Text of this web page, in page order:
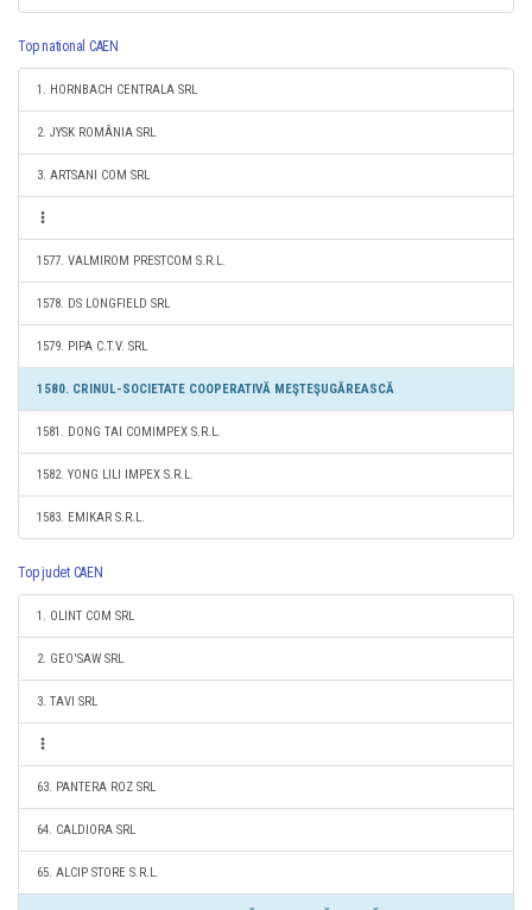
Top national CAEN
1. HORNBACH CENTRALA SRL
2. JYSK ROMÂNIA SRL
3. ARTSANI COM SRL
1577. VALMIROM PRESTCOM S.R.L.
1578. DS LONGFIELD SRL
1579. PIPA C.T.V. SRL
1580. CRINUL-SOCIETATE COOPERATIVĂ MEŞTEŞUGĂREASCĂ
1581. DONG TAI COMIMPEX S.R.L.
1582. YONG LILI IMPEX S.R.L.
1583. EMIKAR S.R.L.
Top judet CAEN
1. OLINT COM SRL
2. GEO'SAW SRL
3. TAVI SRL
63. PANTERA ROZ SRL
64. CALDIORA SRL
65. ALCIP STORE S.R.L.